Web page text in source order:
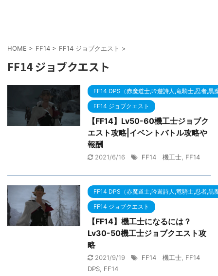
HOME > FF14 > FF14 ジョブクエスト >
FF14 ジョブクエスト
FF14 DPS（赤魔道士,吟遊詩人,竜騎士,忍者,
FF14 ジョブクエスト
【FF14】Lv50-60機工士ジョブク
エスト攻略|イベントバトル攻略や
報酬
2021/6/16 FF14 機工士 FF14
FF14 DPS（赤魔道士,吟遊詩人,竜騎士,忍者,
FF14 ジョブクエスト
【FF14】機工士になるには？
Lv30-50機工士ジョブクエスト攻
略
2021/9/19 FF14 機工士 FF14
DPS FF14